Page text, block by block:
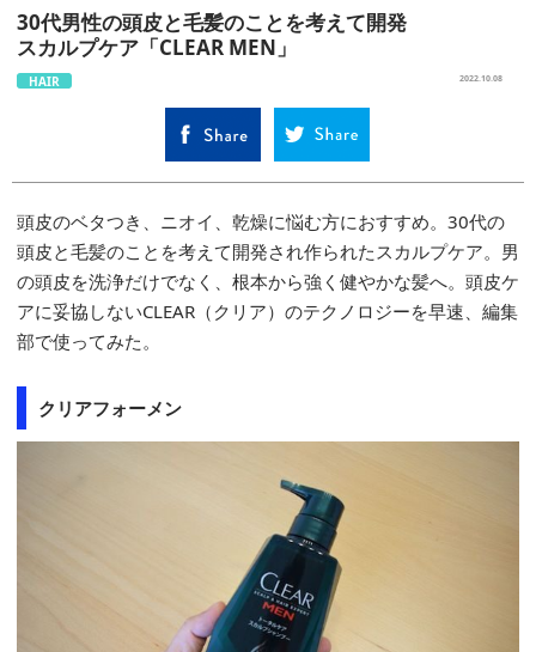
30代男性の頭皮と毛髪のことを考えて開発
スカルプケア「CLEAR MEN」
HAIR 2022.10.08
頭皮のベタつき、ニオイ、乾燥に悩む方におすすめ。30代の
頭皮と毛髪のことを考えて開発され作られたスカルプケア。男
の頭皮を洗浄だけでなく、根本から強く健やかな髪へ。頭皮ケ
アに妥協しないCLEAR（クリア）のテクノロジーを早速、編集
部で使ってみた。
クリアフォーメン